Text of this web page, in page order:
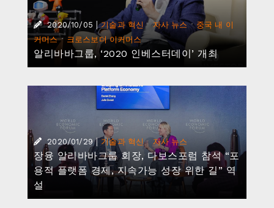
2020/10/05 | 기술과 혁신 ·자사 뉴스·중국 내 이
커머스· 크로스보더 이커머스
알리바바그룹, ‘2020 인베스터데이’ 개최
2020/01/29 | 기술과 혁신· 자사 뉴스
장융 알리바바그룹 회장, 다보스포럼 참석 “포
용적 플랫폼 경제, 지속가능 성장 위한 길” 역
설